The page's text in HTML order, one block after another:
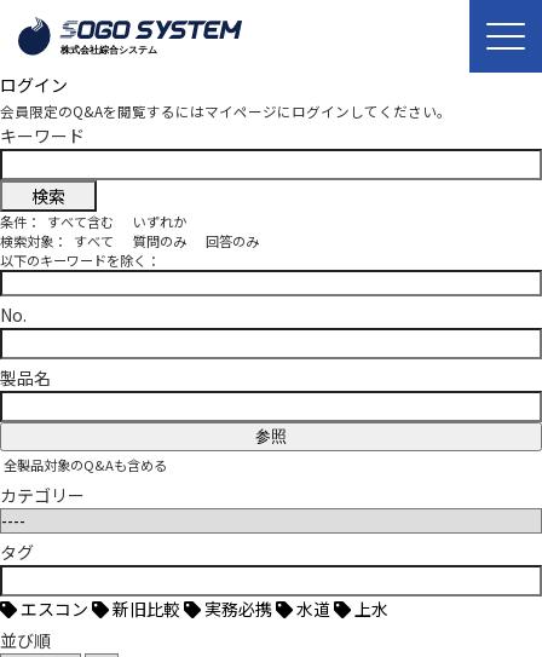
ログイン
会員限定のQ&Aを閲覧するにはマイページにログインしてください。
キーワード
条件： すべて含む
いずれか
検索対象：
すべて 質問のみ
回答のみ
以下のキーワードを除く：
No.
製品名
参照
全製品対象のQ&Aも含める
カテゴリー
タグ
エスコン 新旧比較 実務必携 水道
上水
並び順